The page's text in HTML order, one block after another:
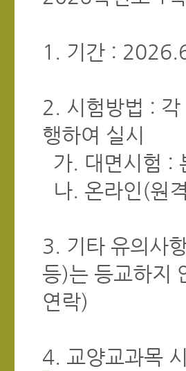
1. 기간 :
2. 시험방법 :
행하여 실시
가. 대면시험 :
나. 온라인(원
3. 기타 유의사
등)는 등교하지
연락)
4. 교양교과목